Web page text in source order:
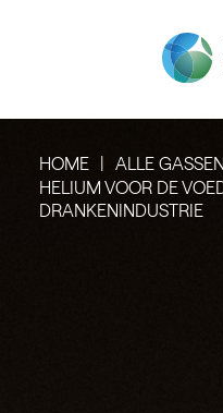
HOME
ALLE GASSEN
HELIUM VOOR DE
DRANKENINDUSTRIE